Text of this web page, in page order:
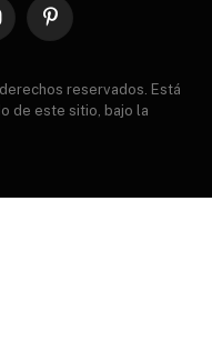
Pinterest
reservados. Está
de este sitio, bajo la